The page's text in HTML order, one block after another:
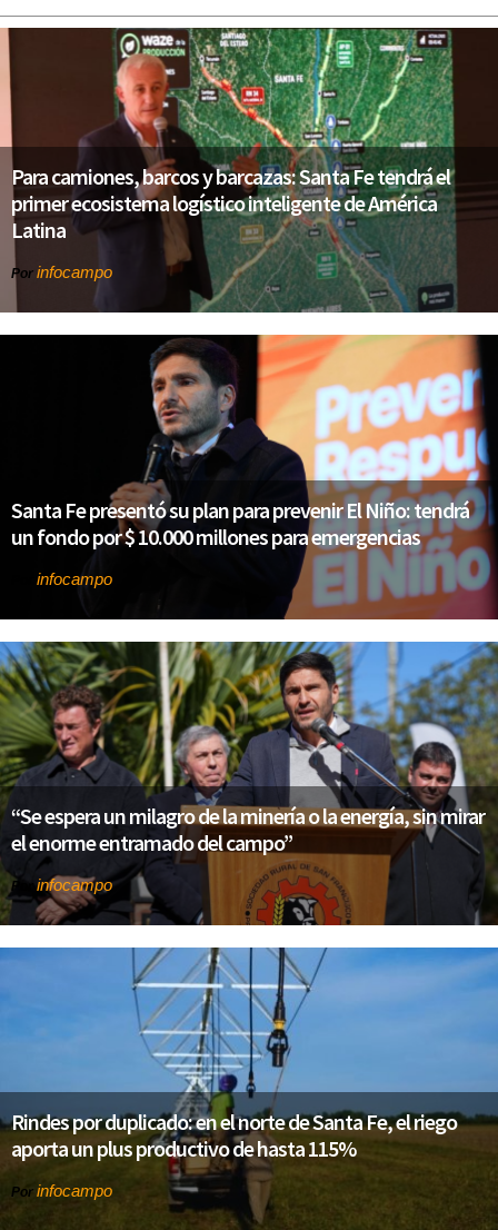
Para camiones, barcos y barcazas: Santa Fe tendrá el
primer ecosistema logístico inteligente de América
Latina
Por infocampo
Santa Fe presentó su plan para prevenir El Niño: tendrá
un fondo por $ 10.000 millones para emergencias
infocampo
“Se espera un milagro de la minería o la energía, sin mirar
el enorme entramado del campo”
Por infocampo
Rindes por duplicado: en el norte de Santa Fe, el riego
aporta un plus productivo de hasta 115%
Por infocampo